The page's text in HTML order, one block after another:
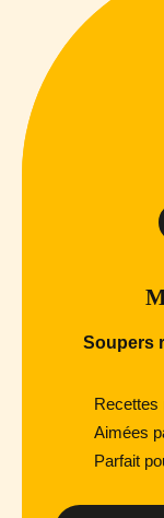
Soupers
Recettes
Aimées
Parfait